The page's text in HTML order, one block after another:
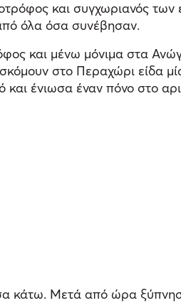
και συγχωριανός
από όλα όσα συνέβησαν.
και μένω μόνιμα στα
στο Περαχώρι είδα
ένιωσα έναν πόνο στο
κάτω. Μετά από ώρα